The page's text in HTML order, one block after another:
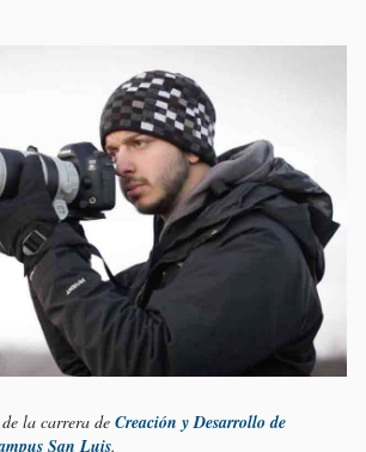
la carrera de Creación y Desarrollo de
San Luis.